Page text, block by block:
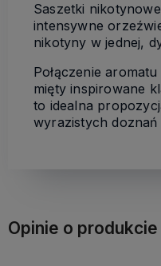
Saszetki nikotynowe
intensywne
nikotyny w jednej,
Połączenie
mięty inspirowane
to idealna
wyrazistych doznań
Opinie o